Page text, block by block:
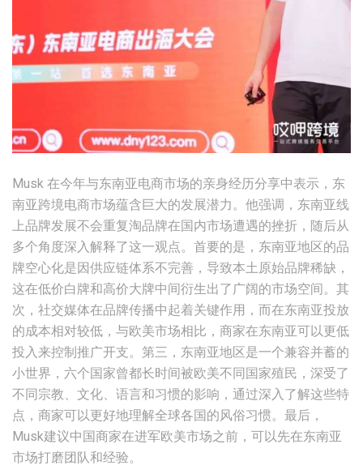
Musk 在今年与东南亚电商市场的亲身经历分享中表示，东
南亚跨境电商市场蕴含巨大的发展潜力。他强调，东南亚线
上品牌发展不会重复淘品牌在国内市场遭遇的挫折，随后从
多个角度深入解释了这一观点。首要的是，东南亚地区的品
牌空心化是因供应链体系不完善，导致本土原始品牌稀缺，
这在低价白牌和高价大牌中间衍生出了广阔的市场空间。其
次，社交媒体在品牌传播中起着关键作用，而在东南亚投放
的成本相对较低，与欧美市场相比，商家在东南亚可以更低
投入来控制推广开支。第三，东南亚地区是一个兼容并蓄的
小世界，六个国家曾都长时间被欧美不同国家殖民，深受了
不同宗教、文化、语言和习惯的影响，通过深入了解这些特
点，商家可以更好地理解全球各国的风俗习惯。最后，
Musk建议中国商家在进军欧美市场之前，可以先在东南亚
市场打磨团队和经验。